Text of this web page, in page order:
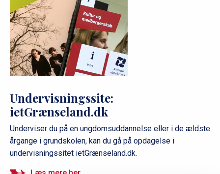
Undervisningssite:
ietGrænseland.dk
Underviser du på en ungdomsuddannelse eller i de ældste
årgange i grundskolen, kan du gå på opdagelse i
undervisningssitet ietGrænseland.dk.